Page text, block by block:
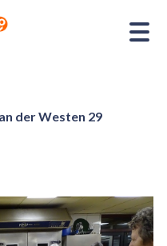
der Westen 29